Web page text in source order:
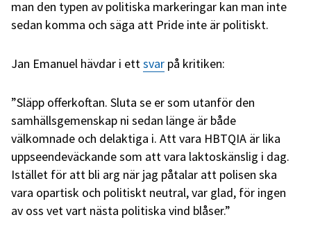
man den typen av politiska markeringar kan man inte
sedan komma och säga att Pride inte är politiskt.
Jan Emanuel hävdar i ett svar på kritiken:
”Släpp offerkoftan. Sluta se er som utanför den
samhällsgemenskap ni sedan länge är både
välkomnade och delaktiga i. Att vara HBTQIA är lika
uppseendeväckande som att vara laktoskänslig i dag.
Istället för att bli arg när jag påtalar att polisen ska
vara opartisk och politiskt neutral, var glad, för ingen
av oss vet vart nästa politiska vind blåser.”